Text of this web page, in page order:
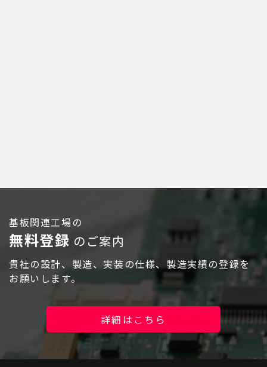
基板関連工場の
無料登録 のご案内
貴社の設計、製造、実装の仕様、製造実績の登録を
お願いします。
詳細はこちら